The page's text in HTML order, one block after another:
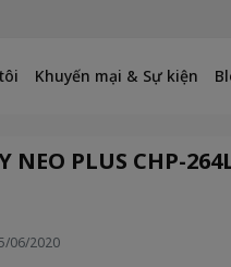
Khuyến mại & Sự kiện
NEO PLUS CHP-
06/2020